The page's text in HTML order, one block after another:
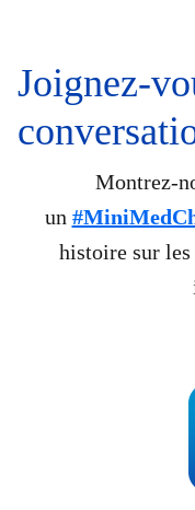
Joignez-
Montrez-
un
histoire sur les